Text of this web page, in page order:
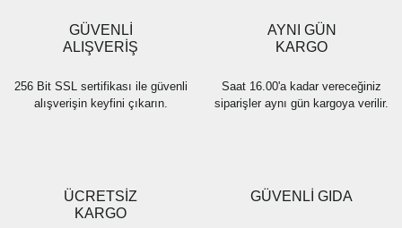
GÜVENLİ
ALIŞVERİŞ
256 Bit SSL sertifikası ile güvenli
alışverişin keyfini çıkarın.
AYNI GÜN
KARGO
Saat 16.00'a kadar vereceğiniz
siparişler aynı gün kargoya verilir.
ÜCRETSİZ
KARGO
GÜVENLİ GIDA